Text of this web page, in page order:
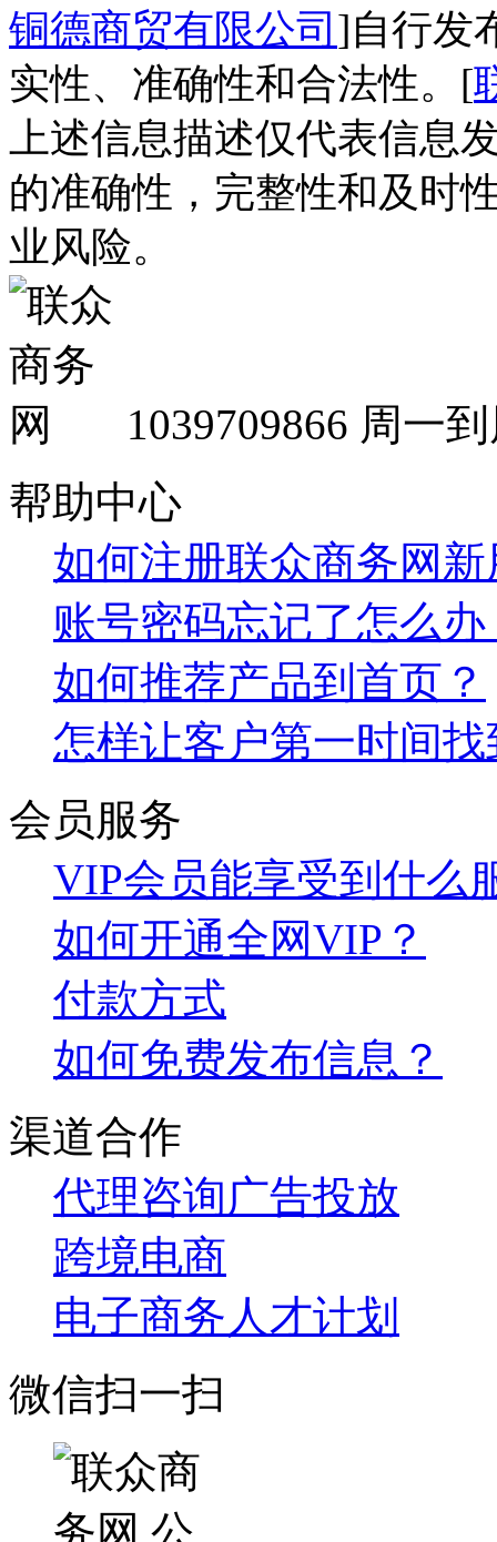
铜德商贸有限公司 ]自行发
实性、准确性和合法性。[
上述信息描述仅代表信息
的准确性，完整性和及时
业风险。
1039709866 周一
帮助中心
如何注册联众商务网
账号密码忘记了怎么办
如何推荐产品到首页？
怎样让客户第一时间
会员服务
VIP会员能享受到什么
如何开通全网VIP？
付款方式
如何免费发布信息？
渠道合作
代理咨询广告投放
跨境电商
电子商务人才计划
微信扫一扫